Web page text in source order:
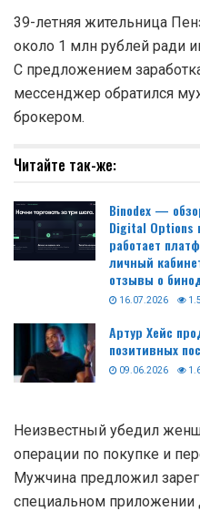
39-летняя жительница
около 1 млн рублей ради
С предложением
мессенджер обратился
брокером.
Читайте так-же:
Binodex —
Digital Options
работает
личный
отзывы о
16.07.2026
Артур Хейс
позитивных
09.06.2026
Неизвестный убедил
операции по покупке и
Мужчина предложил
специальном